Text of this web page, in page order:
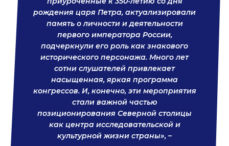
рождения царя Петра, актуализировали
память о личности и деятельности
первого императора России,
подчеркнули его роль как знакового
исторического персонажа. Много лет
сотни слушателей привлекает
насыщенная, яркая программа
конгрессов. И, конечно, эти мероприятия
стали важной частью
позиционирования Северной столицы
как центра исследовательской и
культурной жизни страны», –